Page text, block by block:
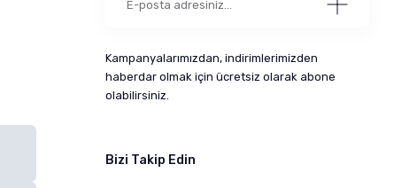
Kampanyalarımızdan, indirimlerimizden
haberdar olmak için ücretsiz olarak abone
olabilirsiniz.
Bizi Takip Edin